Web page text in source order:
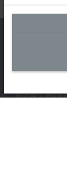
毕孚自动化设
市北智汇园4号